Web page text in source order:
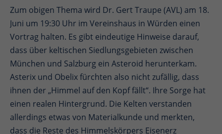
Zum obigen Thema wird Dr. Gert Traupe (AVL) am 18.
Juni um 19:30 Uhr im Vereinshaus in Würden einen
Vortrag halten. Es gibt eindeutige Hinweise darauf,
dass über keltischen Siedlungsgebieten zwischen
München und Salzburg ein Asteroid herunterkam.
Asterix und Obelix fürchten also nicht zufällig, dass
ihnen der „Himmel auf den Kopf fällt“. Ihre Sorge hat
einen realen Hintergrund. Die Kelten verstanden
allerdings etwas von Materialkunde und merkten,
dass die Reste des Himmelskörpers Eisenerz